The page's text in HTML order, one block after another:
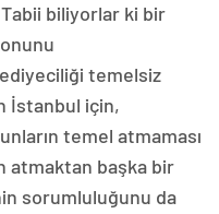
biliyorlar ki bir
temelsiz
İstanbul için,
temel atmaması
atmaktan başka bir
sorumluluğunu da